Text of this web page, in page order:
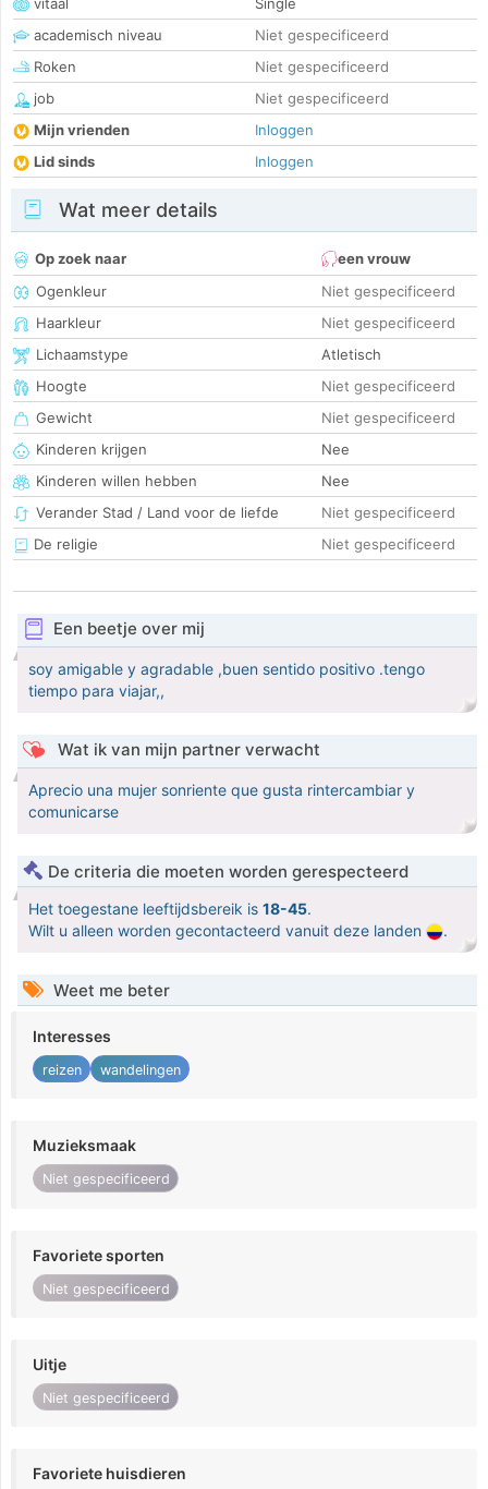
academisch niveau
Niet gespecificeerd
Roken
Niet gespecificeerd
job
Niet gespecificeerd
Mijn vrienden
Inloggen
Lid sinds
Inloggen
Wat meer details
Op zoek naar
een vrouw
Ogenkleur
Niet gespecificeerd
Haarkleur
Niet gespecificeerd
Lichaamstype
Atletisch
Hoogte
Niet gespecificeerd
Gewicht
Niet gespecificeerd
Kinderen krijgen
Nee
Kinderen willen hebben
Nee
Verander Stad / Land voor de liefde
Niet gespecificeerd
De religie
Niet gespecificeerd
Een beetje over mij
soy amigable y agradable ,buen sentido positivo .tengo
tiempo para viajar,,
Wat ik van mijn partner verwacht
Aprecio una mujer sonriente que gusta rintercambiar y
comunicarse
De criteria die moeten worden gerespecteerd
Het toegestane leeftijdsbereik is 18-45.
Wilt u alleen worden gecontacteerd vanuit deze landen
.
Weet me beter
Interesses
reizen wandelingen
Muzieksmaak
Niet gespecificeerd
Favoriete sporten
Niet gespecificeerd
Uitje
Niet gespecificeerd
Favoriete huisdieren